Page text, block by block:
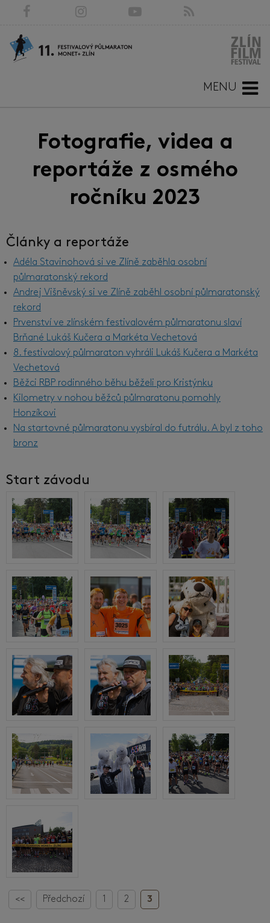
MENU
Fotografie, videa a
reportáže z osmého
ročníku 2023
Články a reportáže
Adéla Stavinohová si ve Zlíně zaběhla osobní
půlmaratonský rekord
Andrej Višněvský si ve Zlíně zaběhl osobní půlmaratonský
rekord
Prvenství ve zlínském festivalovém půlmaratonu slaví
Brňané Lukáš Kučera a Markéta Vechetová
8. festivalový půlmaraton vyhráli Lukáš Kučera a Markéta
Vechetová
Běžci RBP rodinného běhu běželi pro Kristýnku
Kilometry v nohou běžců půlmaratonu pomohly
Honzíkovi
Na startovné půlmaratonu vysbíral do futrálu. A byl z toho
bronz
Start závodu
<< Předchozí 1 2 3